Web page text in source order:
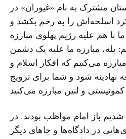
مشترک به نام «غیوران» در
اسلحه‌اش را به رخم بکشد و
با هم علیه رژیم پهلوی مبارزه
بله، مبارزه ما علیه یک دشمن
می‌کنیم که افکار اسلام و
نهادینه شود و شما برای ترویج
شدیم باز امام مواظب بودند. در
در دادگاه‌ها و جاهای دیگر